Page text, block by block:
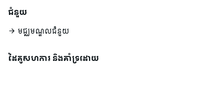
ជំនួយ
មជ្ឈមណ្ឌលជំនួយ
ដៃគូសហការ និងគាំទ្រដោយ